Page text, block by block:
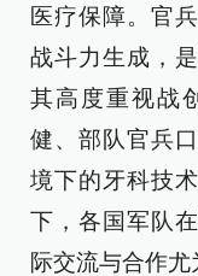
医疗保障。官
战斗力生成，
其高度重视战
健、部队官兵
境下的牙科技
下，各国军队
际交流与合作尤